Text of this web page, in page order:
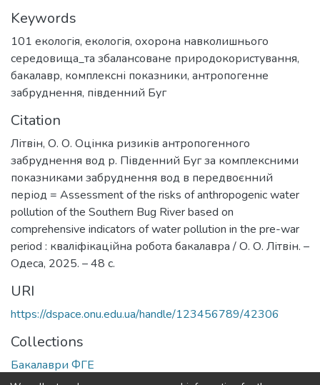
Keywords
101 екологія, екологія, охорона навколишнього
середовища_та збалансоване природокористування,
бакалавр, комплексні показники, антропогенне
забруднення, південний Буг
Citation
Літвін, О. О. Оцінка ризиків антропогенного
забруднення вод р. Південний Буг за комплексними
показниками забруднення вод в передвоєнний
період = Assessment of the risks of anthropogenic water
pollution of the Southern Bug River based on
comprehensive indicators of water pollution in the pre-war
period : кваліфікаційна робота бакалавра / О. О. Літвін. –
Одеса, 2025. – 48 с.
URI
https://dspace.onu.edu.ua/handle/123456789/42306
Collections
Бакалаври ФГЕ